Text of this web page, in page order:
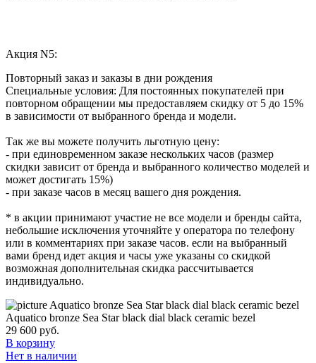
Акция N5:
Повторный заказ и заказы в дни рождения
Специальные условия: Для постоянных покупателей при
повторном обращении мы предоставляем скидку от 5 до 15%
в зависимости от выбранного бренда и модели.
Так же вы можете получить льготную цену:
- при единовременном заказе нескольких часов (размер
скидки зависит от бренда и выбранного количество моделей и
может достигать 15%)
- при заказе часов в месяц вашего дня рождения.
* в акции принимают участие не все модели и бренды сайта,
небольшие исключения уточняйте у оператора по телефону
или в комментариях при заказе часов. если на выбранный
вами бренд идет акция и часы уже указаны со скидкой
возможная дополнительная скидка рассчитывается
индивидуально.
Aquatico bronze Sea Star black dial black ceramic bezel
29 600 руб.
В корзину
Нет в наличии